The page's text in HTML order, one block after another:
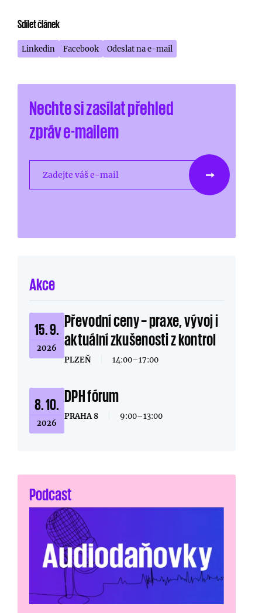
Sdílet článek
Linkedin Facebook Odeslat na e-mail
Nechte si zasílat přehled
zpráv e-mailem
Zadejte váš e-mail
Akce
15. 9.
2026
Převodní ceny – praxe, vývoj i
aktuální zkušenosti z kontrol
PLZEŇ 14:00–17:00
8. 10.
2026
DPH fórum
PRAHA 8 9:00–13:00
Podcast